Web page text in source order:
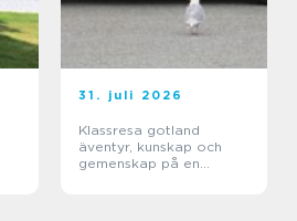
31. juli 2026
Klassresa gotland
äventyr, kunskap och
gemenskap på en